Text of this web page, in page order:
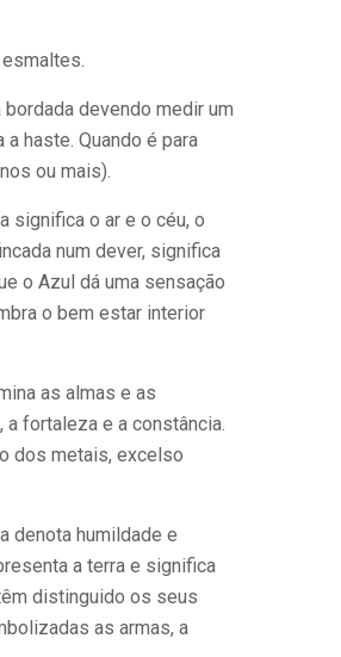
devendo medir um
haste. Quando é para
ou mais).
significa o ar e o céu, o
num dever, significa
o Azul dá uma sensação
o bem estar interior
as almas e as
fortaleza e a constância.
dos metais, excelso
denota humildade e
a terra e significa
distinguido os seus
as armas, a